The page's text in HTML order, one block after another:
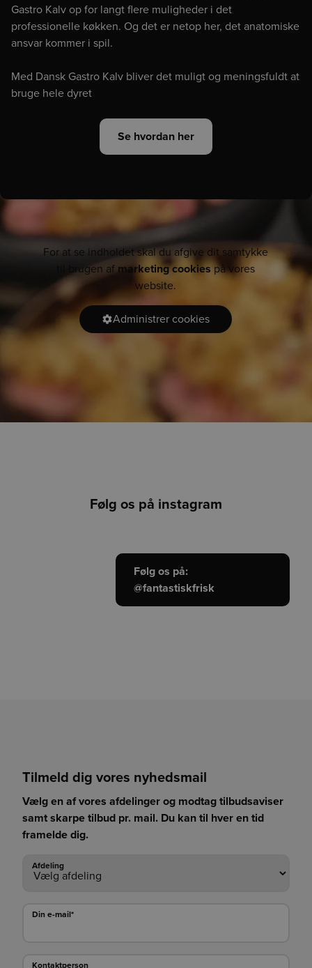
Gastro Kalv op for langt flere muligheder i det
professionelle køkken. Og det er netop her, det anatomiske
ansvar kommer i spil.
Med Dansk Gastro Kalv bliver det muligt og meningsfuldt at
bruge hele dyret
Se hvordan her
For at se indholdet skal du afgive dit samtykke
til brugen af marketing cookiespå vores
website.
Administrer cookies
Følg os på instagram
Følg os på:
@fantastiskfrisk
Tilmeld dig vores nyhedsmail
Vælg en af vores afdelinger og modtag tilbudsaviser
samt skarpe tilbud pr. mail. Du kan til hver en tid
framelde dig.
Afdeling
Afdeling
Din e-mail*
Din e-mail*
Kontaktperson
Kontaktperson